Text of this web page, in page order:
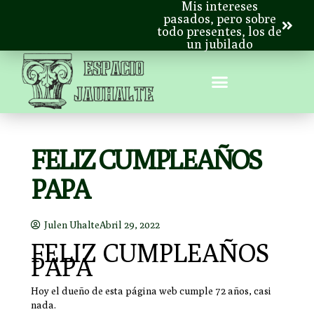
Mis intereses
pasados, pero sobre
todo presentes, los de
un jubilado
FELIZ CUMPLEAÑOS
PAPA
Julen UhalteAbril 29, 2022
FELIZ CUMPLEAÑOS
PAPA
Hoy el dueño de esta página web cumple 72 años, casi
nada.